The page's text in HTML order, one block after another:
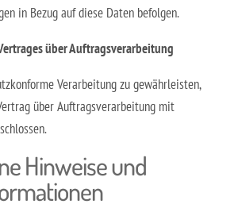
in Bezug auf diese Daten befolgen.
über Auftragsverarbeitung
Verarbeitung zu gewährleisten,
über Auftragsverarbeitung mit
Hinweise und